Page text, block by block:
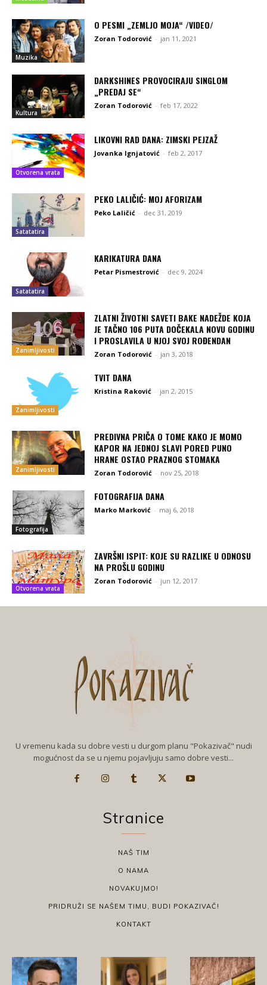
Muzika
O PESMI „ZEMLJO MOJA“ /VIDEO/
Zoran Todorović - jan 11, 2021
Kultura
DARKSHINES PROVOCIRAJU SINGLOM
„PREDAJ SE“
Zoran Todorović - feb 17, 2022
Otvorena vrata
LIKOVNI RAD DANA: ZIMSKI PEJZAŽ
Jovanka Ignjatović - feb 2, 2017
Satatatira
PEKO LALIČIĆ: MOJ AFORIZAM
Peko Laličić - dec 31, 2019
Satatatira
KARIKATURA DANA
Petar Pismestrović - dec 9, 2024
Zanimljivosti
ZLATNI ŽIVOTNI SAVETI BAKE NADEŽDE KOJA
JE TAČNO 106 PUTA DOČEKALA NOVU GODINU
I PROSLAVILA U NJOJ SVOJ ROĐENDAN
Zoran Todorović - jan 3, 2018
Zanimljivosti
TVIT DANA
Kristina Raković - jan 2, 2015
Zanimljivosti
PREDIVNA PRIČA O TOME KAKO JE MOMO
KAPOR NA JEDNOJ SLAVI PORED PUNO
HRANE OSTAO PRAZNOG STOMAKA
Zoran Todorović - nov 25, 2018
Fotografija
FOTOGRAFIJA DANA
Marko Marković - maj 6, 2018
Otvorena vrata
ZAVRŠNI ISPIT: KOJE SU RAZLIKE U ODNOSU
NA PROŠLU GODINU
Zoran Todorović - jun 12, 2017
U vremenu kada su dobre vesti u durgom planu "Pokazivač" nudi
mogućnost da se u njemu pojavljuju samo dobre vesti...
Stranice
NAŠ TIM
O NAMA
NOVAKUJMO!
PRIDRUŽI SE NAŠEM TIMU, BUDI POKAZIVAČ!
KONTAKT